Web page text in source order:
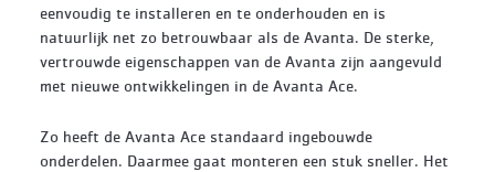
eenvoudig te installeren en te onderhouden en is
natuurlijk net zo betrouwbaar als de Avanta. De sterke,
vertrouwde eigenschappen van de Avanta zijn aangevuld
met nieuwe ontwikkelingen in de Avanta Ace.
Zo heeft de Avanta Ace standaard ingebouwde
onderdelen. Daarmee gaat monteren een stuk sneller. Het